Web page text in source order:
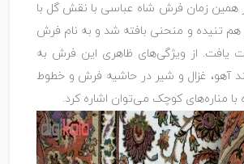
همین زمان فرش شاه عباسی با نقش گل با
تنیده و منحنی بافته شد و به نام فرش
یافت. از ویژگی‌های ظاهری این فرش به
آهو، غزال و شیر در حاشیه فرش و خطوط
مناره‌های کوچک می‌توان اشاره کرد.